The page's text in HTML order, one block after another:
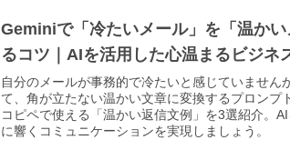
Geminiで「冷たいメール」を「温かい
るコツ｜AIを活用した心温まるビジネ
自分のメールが事務的で冷たいと感じていません
て、角が立たない温かい文章に変換するプロンプ
コピペで使える「温かい返信文例」を3選紹介。
に響くコミュニケーションを実現しましょう。